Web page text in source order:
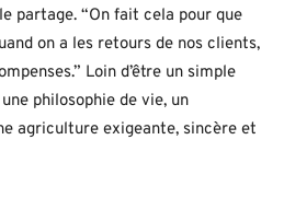
partage. “On fait cela pour que
on a les retours de nos clients,
Loin d’être un simple
philosophie de vie, un
agriculture exigeante, sincère et